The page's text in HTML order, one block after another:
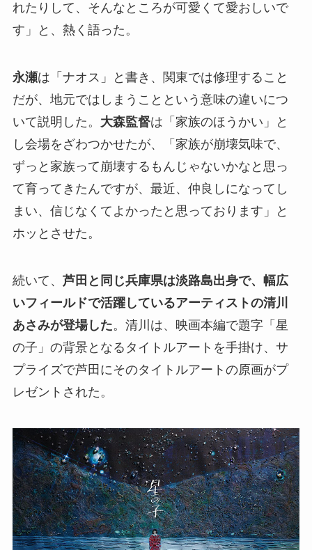
れたりして、そんなところが可愛くて愛おしいで
す」と、熱く語った。
永瀬は「ナオス」と書き、関東では修理すること
だが、地元ではしまうことという意味の違いにつ
いて説明した。 大森監督は「家族のほうかい」と
し会場をざわつかせたが、「家族が崩壊気味で、
ずっと家族って崩壊するもんじゃないかなと思っ
て育ってきたんですが、最近、仲良しになってし
まい、信じなくてよかったと思っております」と
ホッとさせた。
続いて、 芦田と同じ兵庫県は淡路島出身で、幅広
いフィールドで活躍しているアーティストの清川
あさみが登場した。清川は、映画本編で題字「星
の子」の背景となるタイトルアートを手掛け、サ
プライズで芦田にそのタイトルアートの原画がプ
レゼントされた。